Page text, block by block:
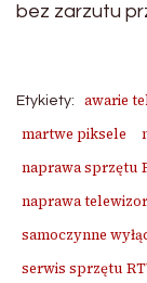
bez zarzutu
Etykiety: awarie
martwe piksele
naprawa sprzętu
naprawa
samoczynne
serwis sprzętu